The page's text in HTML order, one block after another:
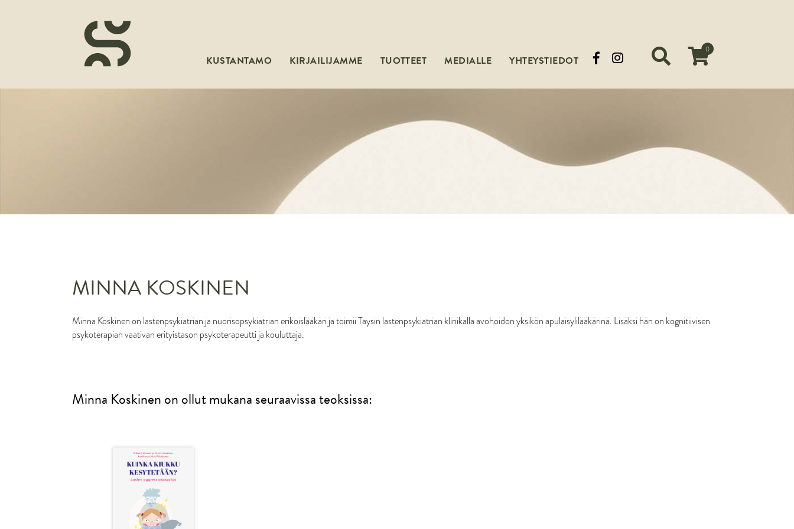
KUSTANTAMO KIRJAILIJAMME TUOTTEET MEDIALLE YHTEYSTIEDOT
0
MINNA KOSKINEN
Minna Koskinen on lastenpsykiatrian ja nuorisopsykiatrian erikoislääkäri ja toimii Taysin lastenpsykiatrian klinikalla avohoidon yksikön apulaisylilääkärinä. Lisäksi hän on kognitiivisen
psykoterapian vaativan erityistason psykoterapeutti ja kouluttaja.
Minna Koskinen on ollut mukana seuraavissa teoksissa: